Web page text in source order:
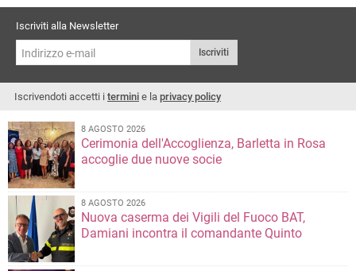
"Uno schiaffo in faccia alla salute e
Iscriviti alla Newsletter
Iscriviti
Iscrivendoti accetti i termini e la privacy policy
8 AGOSTO 2026
Cerimonia dell'Accoglienza, Barletta in Rosa
accoglie due nuove socie
8 AGOSTO 2026
Nuova caserma dei Vigili del Fuoco BAT,
Damiani incontra il comandante Quinto